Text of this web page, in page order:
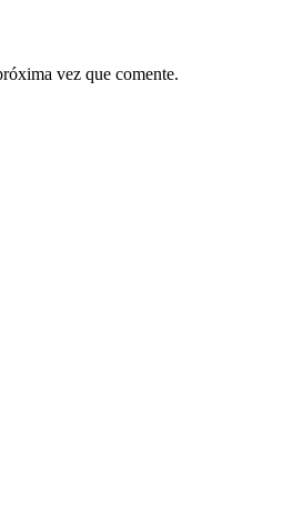
vez que comente.